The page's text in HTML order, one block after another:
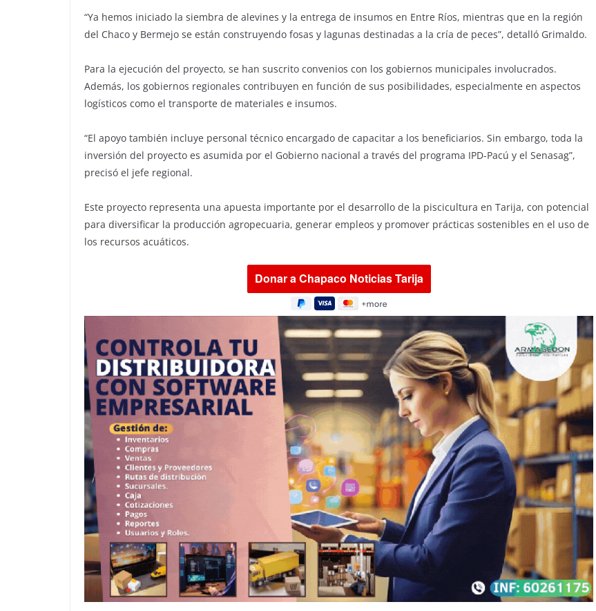
“Ya hemos iniciado la siembra de alevines y la entrega de insumos en Entre Ríos, mientras que en la región
del Chaco y Bermejo se están construyendo fosas y lagunas destinadas a la cría de peces”, detalló Grimaldo.
Para la ejecución del proyecto, se han suscrito convenios con los gobiernos municipales involucrados.
Además, los gobiernos regionales contribuyen en función de sus posibilidades, especialmente en aspectos
logísticos como el transporte de materiales e insumos.
“El apoyo también incluye personal técnico encargado de capacitar a los beneficiarios. Sin embargo, toda la
inversión del proyecto es asumida por el Gobierno nacional a través del programa IPD-Pacú y el Senasag”,
precisó el jefe regional.
Este proyecto representa una apuesta importante por el desarrollo de la piscicultura en Tarija, con potencial
para diversificar la producción agropecuaria, generar empleos y promover prácticas sostenibles en el uso de
los recursos acuáticos.